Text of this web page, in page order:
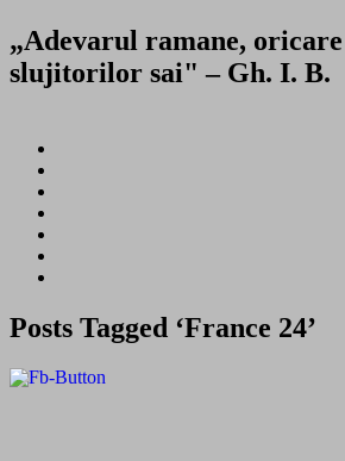
„Adevarul ramane,
slujitorilor sai" – Gh. I. B.
Posts Tagged ‘France 24’